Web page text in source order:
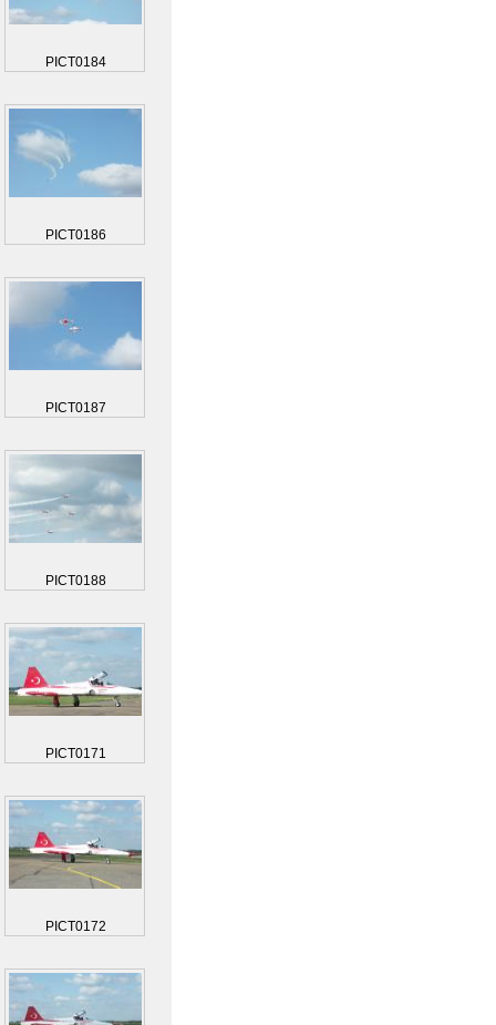
PICT0184
PICT0186
PICT0187
PICT0188
PICT0171
PICT0172